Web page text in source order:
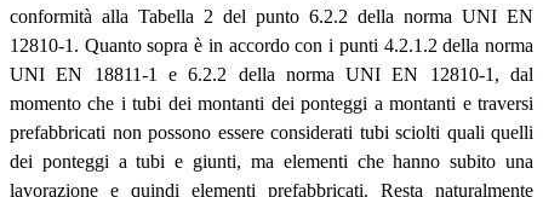
conformità alla Tabella 2 del punto 6.2.2 della norma UNI EN
12810-1. Quanto sopra è in accordo con i punti 4.2.1.2 della norma
UNI EN 18811-1 e 6.2.2 della norma UNI EN 12810-1, dal
momento che i tubi dei montanti dei ponteggi a montanti e traversi
prefabbricati non possono essere considerati tubi sciolti quali quelli
dei ponteggi a tubi e giunti, ma elementi che hanno subito una
lavorazione e quindi elementi prefabbricati. Resta naturalmente